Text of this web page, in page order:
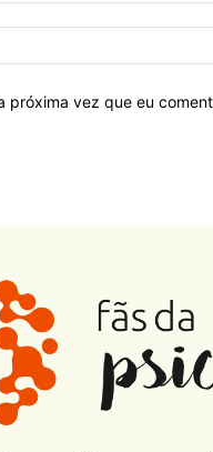
próxima vez que eu